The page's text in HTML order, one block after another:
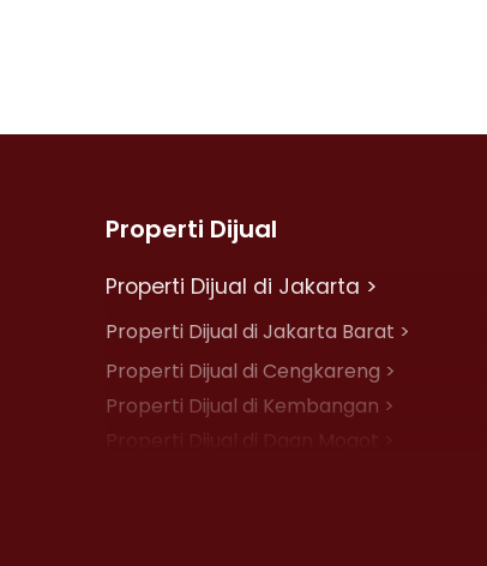
Properti Dijual
Properti Dijual di Jakarta >
Properti Dijual di Jakarta Barat >
Properti Dijual di Cengkareng >
Properti Dijual di Kembangan >
Properti Dijual di Daan Mogot >